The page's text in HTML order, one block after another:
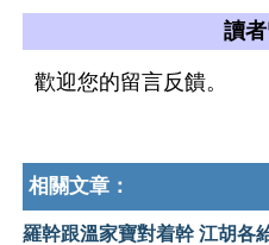
讀
歡迎您的留言反饋。
相關文章：
羅幹跟溫家寶對着幹 江胡各